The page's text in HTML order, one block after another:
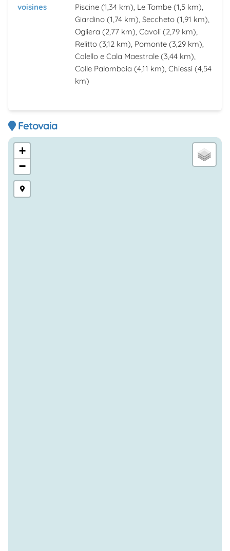
voisines
Piscine (1,34 km), Le Tombe (1,5 km),
Giardino (1,74 km), Seccheto (1,91 km),
Ogliera (2,77 km), Cavoli (2,79 km),
Relitto (3,12 km), Pomonte (3,29 km),
Calello e Cala Maestrale (3,44 km),
Colle Palombaia (4,11 km), Chiessi (4,54
km)
Fetovaia
+
−